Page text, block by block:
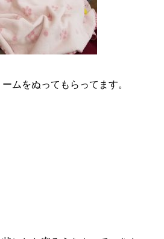
ムをぬってもらってます。